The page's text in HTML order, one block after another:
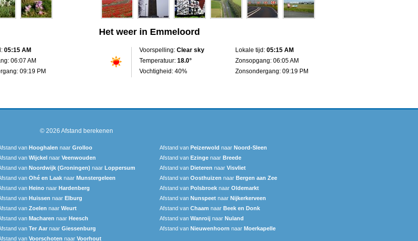
05:15 AM
06:07 AM
09:19 PM
Het weer in Emmeloord
Voorspelling: Clear sky
Temperatuur: 18.0°
Vochtigheid: 40%
Lokale tijd: 05:15 AM
Zonsopgang: 06:05 AM
Zonsondergang: 09:19 PM
© 2026 Afstand berekenen
van Hooghalen naar Grolloo Afstand van Peizerwold naar Noord-Sleen
van Wijckel naar Veenwouden Afstand van Ezinge naar Breede
van Noordwijk (Groningen) naar Loppersum Afstand van Dieteren naar Visvliet
van Ohé en Laak naar Munstergeleen Afstand van Oosthuizen naar Bergen aan Zee
van Heino naar Hardenberg Afstand van Polsbroek naar Oldemarkt
van Huissen naar Elburg Afstand van Nunspeet naar Nijkerkerveen
van Zoelen naar Weurt Afstand van Chaam naar Beek en Donk
van Macharen naar Heesch Afstand van Wanroij naar Nuland
van Ter Aar naar Giessenburg Afstand van Nieuwenhoorn naar Moerkapelle
van Voorschoten naar Voorhout